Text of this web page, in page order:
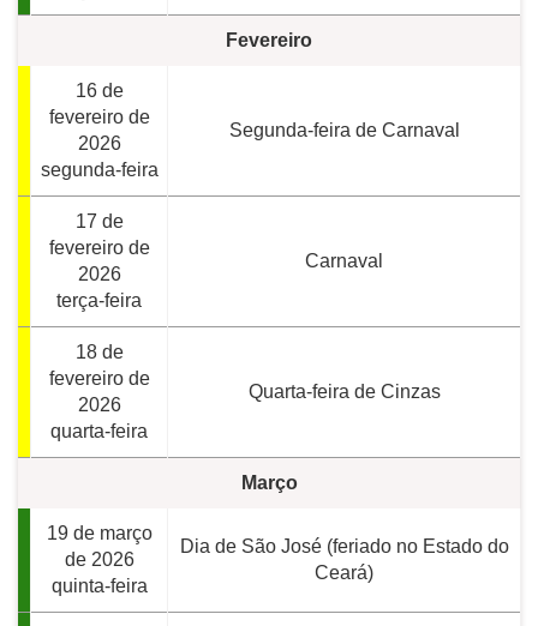
Fevereiro
16 de
fevereiro de
2026
segunda-feira
Segunda-feira de Carnaval
17 de
fevereiro de
2026
terça-feira
Carnaval
18 de
fevereiro de
2026
quarta-feira
Quarta-feira de Cinzas
Março
19 de março
de 2026
quinta-feira
Dia de São José (feriado no Estado do
Ceará)